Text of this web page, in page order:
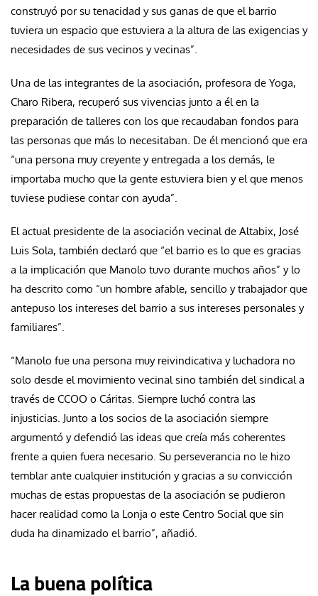
construyó por su tenacidad y sus ganas de que el barrio
tuviera un espacio que estuviera a la altura de las exigencias y
necesidades de sus vecinos y vecinas”.
Una de las integrantes de la asociación, profesora de Yoga,
Charo Ribera, recuperó sus vivencias junto a él en la
preparación de talleres con los que recaudaban fondos para
las personas que más lo necesitaban. De él mencionó que era
“una persona muy creyente y entregada a los demás, le
importaba mucho que la gente estuviera bien y el que menos
tuviese pudiese contar con ayuda”.
El actual presidente de la asociación vecinal de Altabix, José
Luis Sola, también declaró que “el barrio es lo que es gracias
a la implicación que Manolo tuvo durante muchos años” y lo
ha descrito como “un hombre afable, sencillo y trabajador que
antepuso los intereses del barrio a sus intereses personales y
familiares”.
“Manolo fue una persona muy reivindicativa y luchadora no
solo desde el movimiento vecinal sino también del sindical a
través de CCOO o Cáritas. Siempre luchó contra las
injusticias. Junto a los socios de la asociación siempre
argumentó y defendió las ideas que creía más coherentes
frente a quien fuera necesario. Su perseverancia no le hizo
temblar ante cualquier institución y gracias a su convicción
muchas de estas propuestas de la asociación se pudieron
hacer realidad como la Lonja o este Centro Social que sin
duda ha dinamizado el barrio”, añadió.
La buena política